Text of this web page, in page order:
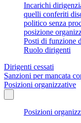
Incarichi
quelli conferiti
politico senza
posizione
Posti di funzione
Ruolo dirigenti
Dirigenti cessati
Sanzioni per mancata
Posizioni organizzative
Posizioni